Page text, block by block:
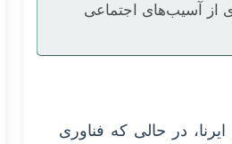
از آسیب‌های اجتماعی
در حالی که فناوری